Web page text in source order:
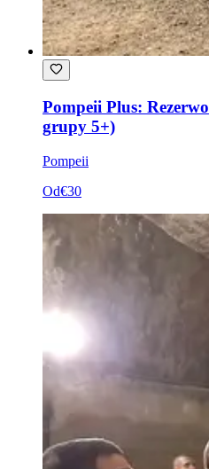
Pompeii Plus:
grupy 5+)
Pompeii
Od€30